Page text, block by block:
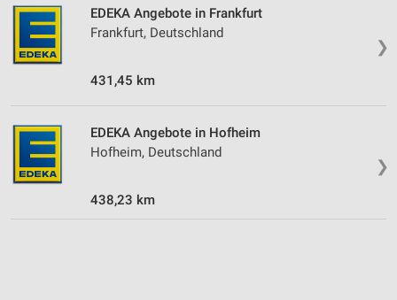
❯
EDEKA Angebote in Frankfurt
Frankfurt, Deutschland
431,45 km
❯
EDEKA Angebote in Hofheim
Hofheim, Deutschland
438,23 km
Messung der Werbeleistung
Messung der Performance von Inhalten
Analyse von Zielgruppen durch Statistiken oder
Entwicklung und Verbesserung der Angebote
Verwendung reduzierter Daten zur Auswahl von